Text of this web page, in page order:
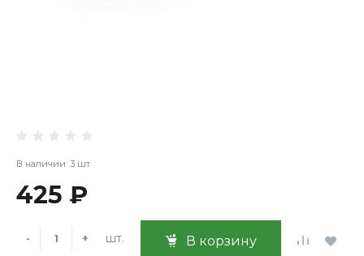
В наличии: 3 шт
425 ₽
- + шт. В корзину